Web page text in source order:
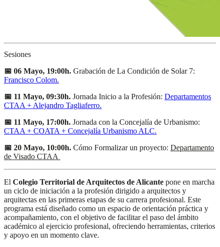
Sesiones
📅 06 Mayo, 19:00h. Grabación de La Condición de Solar 7:
Francisco Colom.
📅 11 Mayo, 09:30h. Jornada Inicio a la Profesión: Departamentos
CTAA + Alejandro Tagliaferro.
📅 11 Mayo, 17:00h. Jornada con la Concejalía de Urbanismo:
CTAA + COATA + Concejalía Urbanismo ALC.
📅 20 Mayo, 10:00h. Cómo Formalizar un proyecto: Departamento
de Visado CTAA
El Colegio Territorial de Arquitectos de Alicante pone en marcha
un ciclo de iniciación a la profesión dirigido a arquitectos y
arquitectas en las primeras etapas de su carrera profesional. Este
programa está diseñado como un espacio de orientación práctica y
acompañamiento, con el objetivo de facilitar el paso del ámbito
académico al ejercicio profesional, ofreciendo herramientas, criterios
y apoyo en un momento clave.